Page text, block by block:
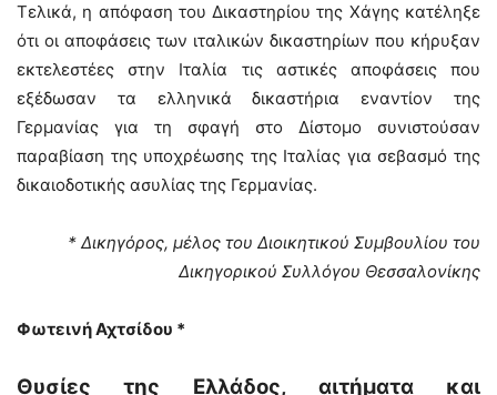
Τελικά, η απόφαση του Δικαστηρίου της Χάγης κατέληξε
ότι οι αποφάσεις των ιταλικών δικαστηρίων που κήρυξαν
εκτελεστέες στην Ιταλία τις αστικές αποφάσεις που
εξέδωσαν τα ελληνικά δικαστήρια εναντίον της
Γερμανίας για τη σφαγή στο Δίστομο συνιστούσαν
παραβίαση της υποχρέωσης της Ιταλίας για σεβασμό της
δικαιοδοτικής ασυλίας της Γερμανίας.
* Δικηγόρος, μέλος του Διοικητικού Συμβουλίου του
Δικηγορικού Συλλόγου Θεσσαλονίκης
Φωτεινή Αχτσίδου *
Θυσίες της Ελλάδος, αιτήματα και